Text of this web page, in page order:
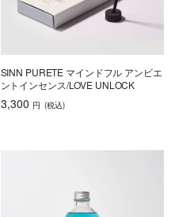
SINN PURETE マインドフル アンビエ
ントインセンス/LOVE UNLOCK
3,300 円 (税込)